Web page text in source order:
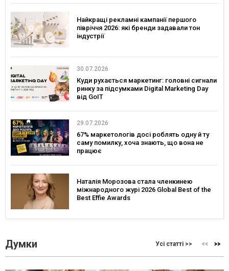
Найкращі рекламні кампанії першого
півріччя 2026: які бренди задавали тон
індустрії
30.07.2026
Куди рухається маркетинг: головні сигнали
ринку за підсумками Digital Marketing Day
від GoIT
29.07.2026
67% маркетологів досі роблять одну й ту
саму помилку, хоча знають, що вона не
працює
Наталія Морозова стала членкинею
міжнародного журі 2026 Global Best of the
Best Effie Awards
Думки Усі статті >>